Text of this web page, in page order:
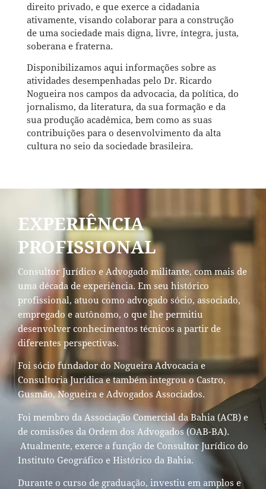
direito privado, e que exerce a cidadania
ativamente, visando colaborar para a construção
de uma sociedade mais digna, livre, íntegra, justa,
soberana e fraterna.
Disponibilizamos aqui informações sobre as
atividades desempenhadas pelo Dr. Ricardo
Nogueira nos campos da advocacia, da política, do
jornalismo, da literatura, da sua formação e da
sua produção acadêmica, bem como as suas
contribuições para o desenvolvimento da alta
cultura no seio da sociedade brasileira.
EXPERIÊNCIA
PROFISSIONAL
Consultor Jurídico e Advogado militante, com mais de
uma década de experiência. Em seu histórico
profissional, atuou como advogado sócio, associado,
empregado e autônomo, o que lhe permitiu
desenvolver conhecimentos técnicos a partir de
diferentes perspectivas.
Foi sócio fundador do Nogueira Advocacia e
Consultoria Jurídica e também integrou o Castro,
Gusmão, Nogueira e Advogados Associados.
Foi membro da Associação Comercial da Bahia (ACB) e
de comissões da Ordem dos Advogados (OAB-BA).
Atualmente, exerce a função de Consultor Jurídico do
Instituto Geográfico e Histórico da Bahia.
Durante o curso de graduação, investiu em amplos e